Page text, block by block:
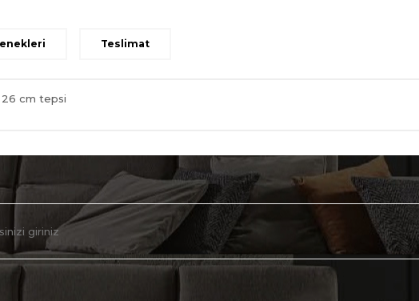
Teslimat
26 cm tepsi